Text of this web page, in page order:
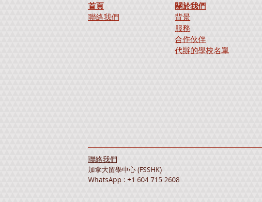
首頁
聯絡我們
關於我們
背景
服務
合作伙伴
代辦的學校名單
聯絡我們
加拿大留學中心 (FSSHK)
WhatsApp : +1 604 715 2608